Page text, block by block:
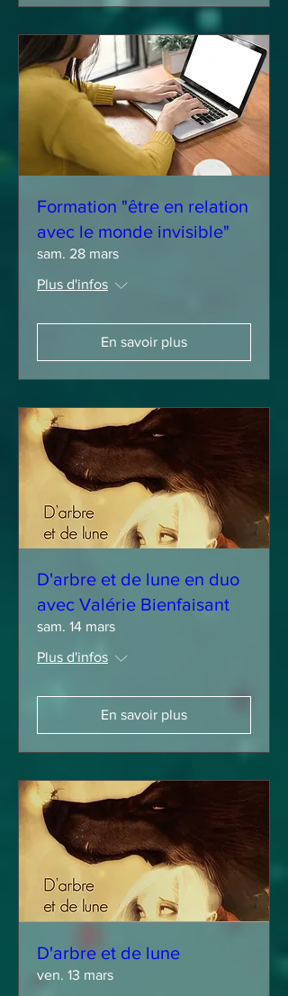
Formation "être en relation
avec le monde invisible"
sam. 28 mars
Plus d'infos
En savoir plus
D'arbre et de lune en duo
avec Valérie Bienfaisant
sam. 14 mars
Plus d'infos
En savoir plus
D'arbre et de lune
ven. 13 mars